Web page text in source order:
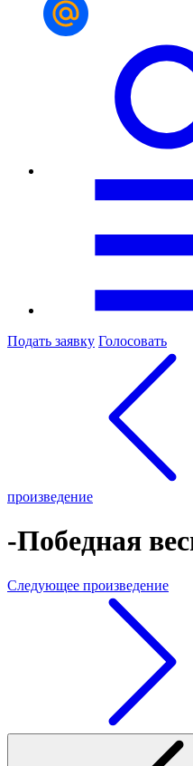
Подать заявку Голосовать
произведение
-Победная
Следующее произведение